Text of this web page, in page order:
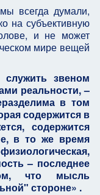
всегда думали,
на субъективную
и не может
мире вещей
звеном
реальности, –
в том
содержится в
содержится
в то же время
– последнее
что мысль
стороне» .